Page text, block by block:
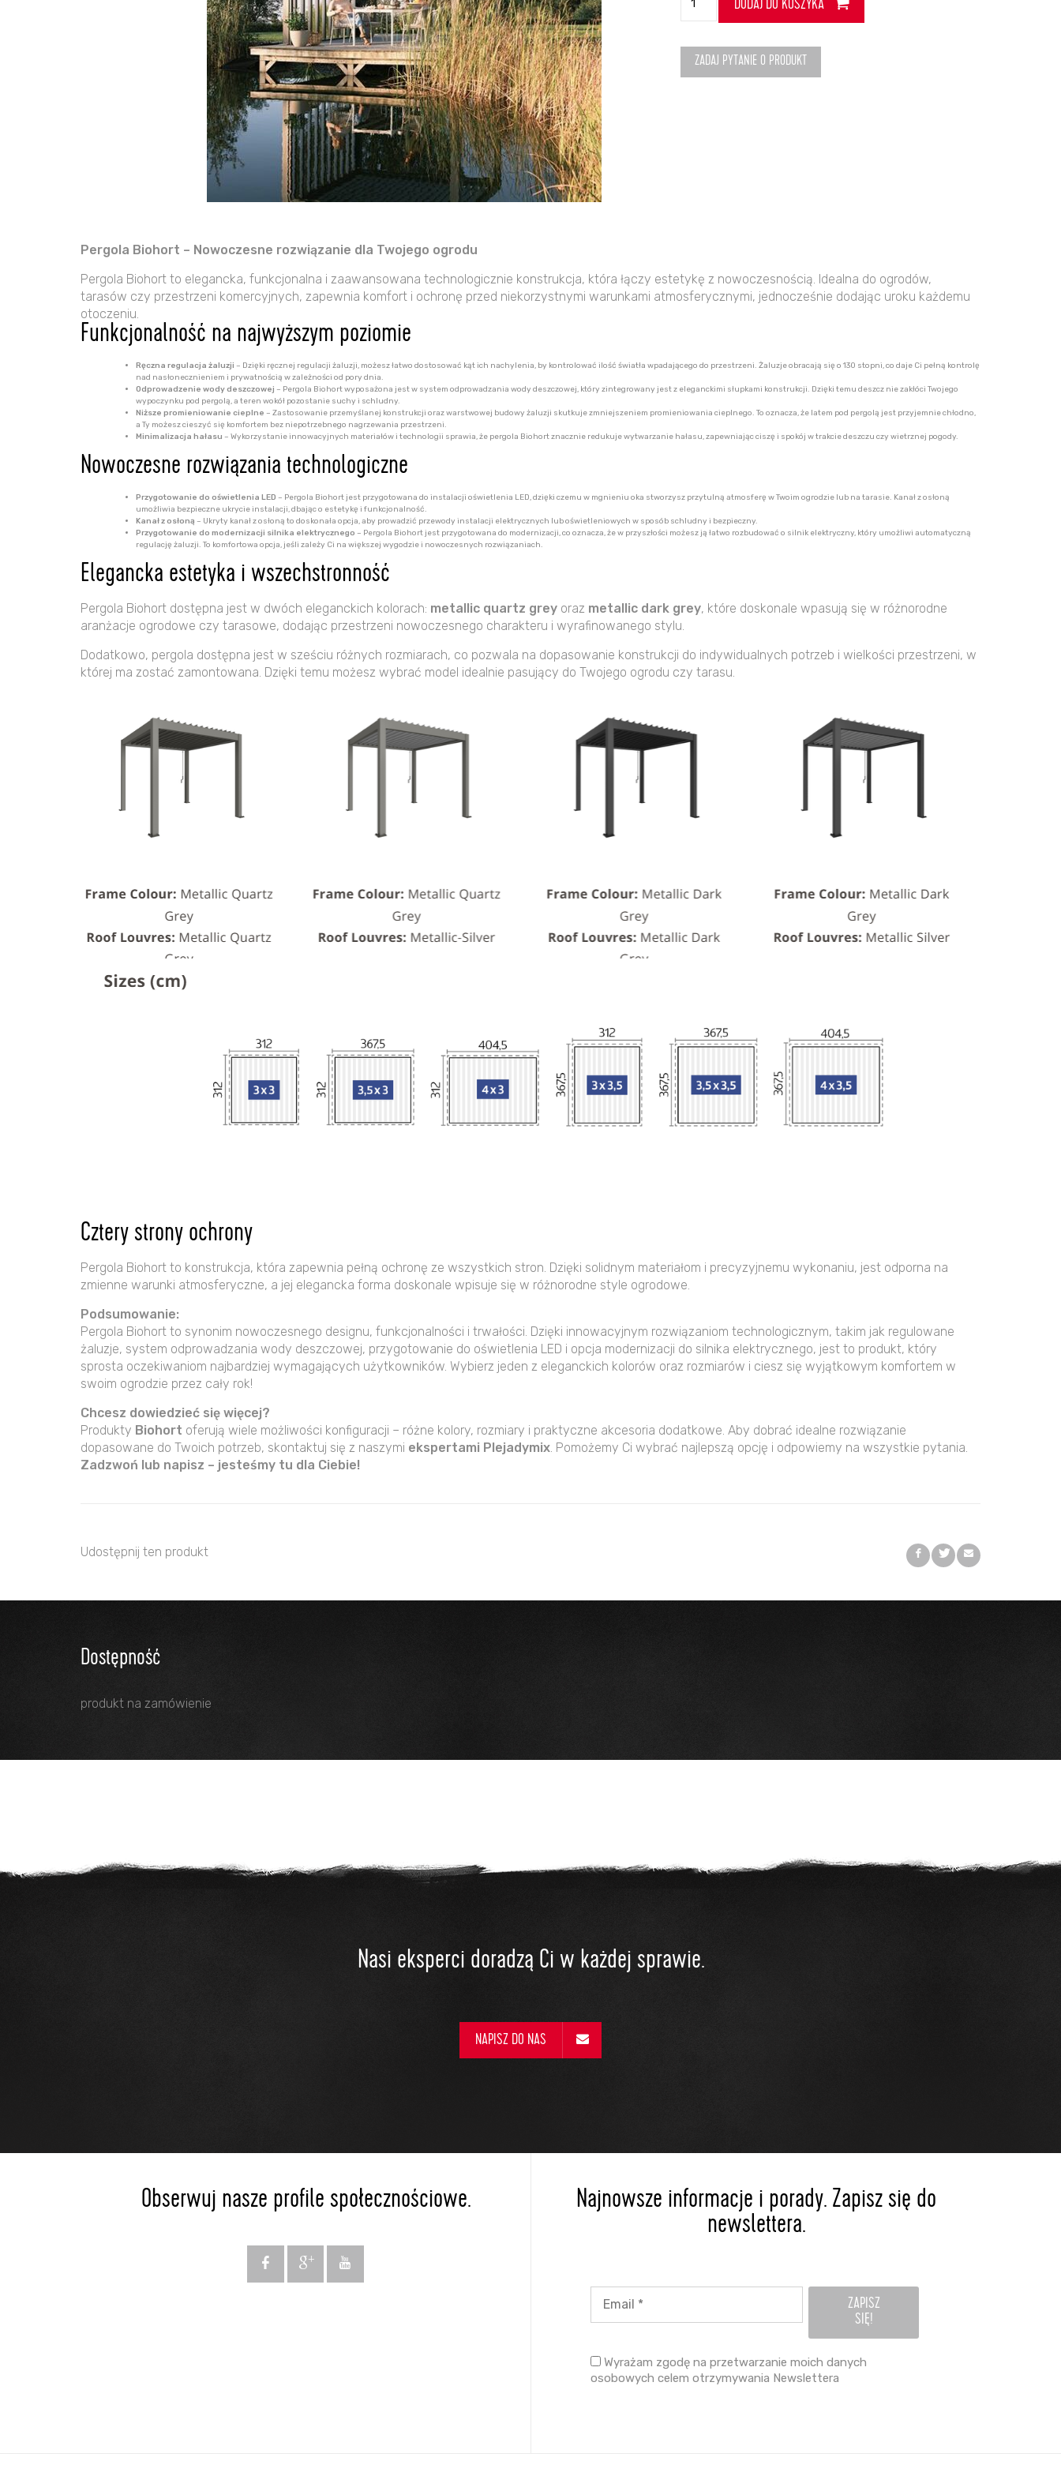
Pergola
Biohort
3,5×5
(367,5
x
DODAJ DO KOSZYKA
ZADAJ PYTANIE O PRODUKT
Pergola Biohort – Nowoczesne rozwiązanie dla Twojego ogrodu
Pergola Biohort to elegancka, funkcjonalna i zaawansowana technologicznie konstrukcja, która łączy estetykę z nowoczesnością. Idealna do ogrodów,
tarasów czy przestrzeni komercyjnych, zapewnia komfort i ochronę przed niekorzystnymi warunkami atmosferycznymi, jednocześnie dodając uroku każdemu
otoczeniu.
Funkcjonalność na najwyższym poziomie
Ręczna regulacja żaluzji – Dzięki ręcznej regulacji żaluzji, możesz łatwo dostosować kąt ich nachylenia, by kontrolować ilość światła wpadającego do przestrzeni. Żaluzje obracają się o 130 stopni, co daje Ci pełną kontrolę
nad nasłonecznieniem i prywatnością w zależności od pory dnia.
Odprowadzenie wody deszczowej – Pergola Biohort wyposażona jest w system odprowadzania wody deszczowej, który zintegrowany jest z eleganckimi słupkami konstrukcji. Dzięki temu deszcz nie zakłóci Twojego
wypoczynku pod pergolą, a teren wokół pozostanie suchy i schludny.
Niższe promieniowanie cieplne – Zastosowanie przemyślanej konstrukcji oraz warstwowej budowy żaluzji skutkuje zmniejszeniem promieniowania cieplnego. To oznacza, że latem pod pergolą jest przyjemnie chłodno,
a Ty możesz cieszyć się komfortem bez niepotrzebnego nagrzewania przestrzeni.
Minimalizacja hałasu – Wykorzystanie innowacyjnych materiałów i technologii sprawia, że pergola Biohort znacznie redukuje wytwarzanie hałasu, zapewniając ciszę i spokój w trakcie deszczu czy wietrznej pogody.
Nowoczesne rozwiązania technologiczne
Przygotowanie do oświetlenia LED – Pergola Biohort jest przygotowana do instalacji oświetlenia LED, dzięki czemu w mgnieniu oka stworzysz przytulną atmosferę w Twoim ogrodzie lub na tarasie. Kanał z osłoną
umożliwia bezpieczne ukrycie instalacji, dbając o estetykę i funkcjonalność.
Kanał z osłoną – Ukryty kanał z osłoną to doskonała opcja, aby prowadzić przewody instalacji elektrycznych lub oświetleniowych w sposób schludny i bezpieczny.
Przygotowanie do modernizacji silnika elektrycznego – Pergola Biohort jest przygotowana do modernizacji, co oznacza, że w przyszłości możesz ją łatwo rozbudować o silnik elektryczny, który umożliwi automatyczną
regulację żaluzji. To komfortowa opcja, jeśli zależy Ci na większej wygodzie i nowoczesnych rozwiązaniach.
Elegancka estetyka i wszechstronność
Pergola Biohort dostępna jest w dwóch eleganckich kolorach: metallic quartz grey oraz metallic dark grey, które doskonale wpasują się w różnorodne
aranżacje ogrodowe czy tarasowe, dodając przestrzeni nowoczesnego charakteru i wyrafinowanego stylu.
Dodatkowo, pergola dostępna jest w sześciu różnych rozmiarach, co pozwala na dopasowanie konstrukcji do indywidualnych potrzeb i wielkości przestrzeni, w
której ma zostać zamontowana. Dzięki temu możesz wybrać model idealnie pasujący do Twojego ogrodu czy tarasu.
Cztery strony ochrony
Pergola Biohort to konstrukcja, która zapewnia pełną ochronę ze wszystkich stron. Dzięki solidnym materiałom i precyzyjnemu wykonaniu, jest odporna na
zmienne warunki atmosferyczne, a jej elegancka forma doskonale wpisuje się w różnorodne style ogrodowe.
Podsumowanie:
Pergola Biohort to synonim nowoczesnego designu, funkcjonalności i trwałości. Dzięki innowacyjnym rozwiązaniom technologicznym, takim jak regulowane
żaluzje, system odprowadzania wody deszczowej, przygotowanie do oświetlenia LED i opcja modernizacji do silnika elektrycznego, jest to produkt, który
sprosta oczekiwaniom najbardziej wymagających użytkowników. Wybierz jeden z eleganckich kolorów oraz rozmiarów i ciesz się wyjątkowym komfortem w
swoim ogrodzie przez cały rok!
Chcesz dowiedzieć się więcej?
Produkty Biohort oferują wiele możliwości konfiguracji – różne kolory, rozmiary i praktyczne akcesoria dodatkowe. Aby dobrać idealne rozwiązanie
dopasowane do Twoich potrzeb, skontaktuj się z naszymi ekspertami Plejadymix . Pomożemy Ci wybrać najlepszą opcję i odpowiemy na wszystkie pytania.
Zadzwoń lub napisz – jesteśmy tu dla Ciebie!
Udostępnij ten produkt
Dostępność
produkt na zamówienie
Nasi eksperci doradzą Ci w każdej sprawie.
NAPISZ DO NAS
Obserwuj nasze profile społecznościowe.
Najnowsze informacje i porady. Zapisz się do
newslettera.
Wyrażam zgodę na przetwarzanie moich danych
osobowych celem otrzymywania Newslettera